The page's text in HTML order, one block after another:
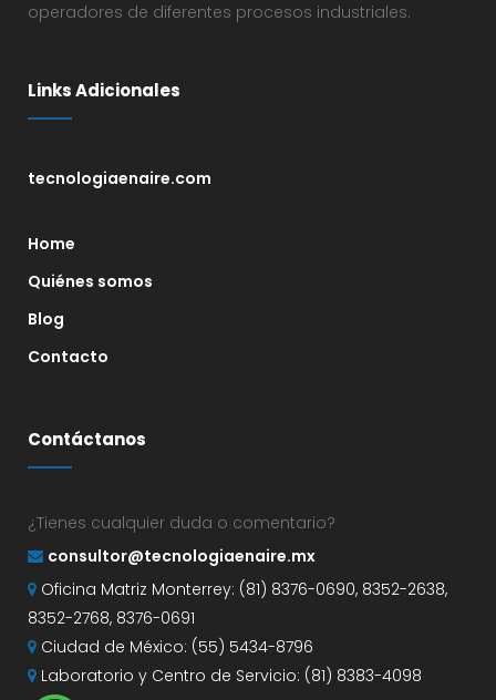
operadores de diferentes procesos industriales.
Links Adicionales
tecnologiaenaire.com
Home
Quiénes somos
Blog
Contacto
Contáctanos
¿Tienes cualquier duda o comentario?
consultor@tecnologiaenaire.mx
Oficina Matriz Monterrey: (81) 8376-0690, 8352-2638,
8352-2768, 8376-0691
Ciudad de México: (55) 5434-8796
Laboratorio y Centro de Servicio: (81) 8383-4098